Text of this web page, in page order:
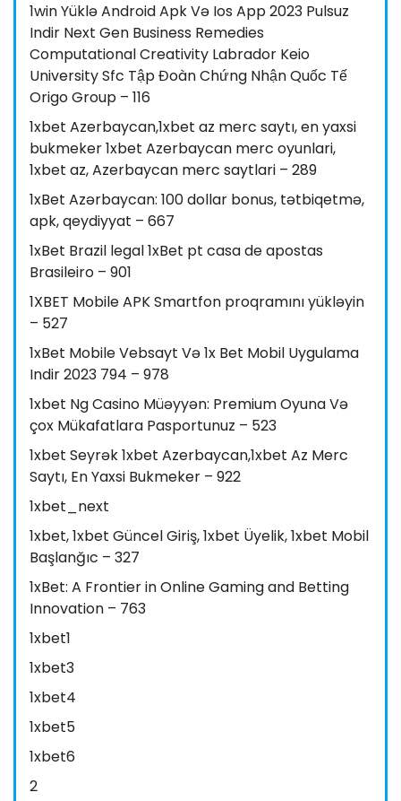
1win Yüklə Android Apk Və Ios App 2023 Pulsuz
Indir Next Gen Business Remedies
Computational Creativity Labrador Keio
University Sfc Tập Đoàn Chứng Nhận Quốc Tế
Origo Group – 116
1xbet Azerbaycan,1xbet az merc saytı, en yaxsi
bukmeker 1xbet Azerbaycan merc oyunlari,
1xbet az, Azerbaycan merc saytlari – 289
1xBet Azərbaycan: 100 dollar bonus, tətbiqetmə,
apk, qeydiyyat – 667
1xBet Brazil legal 1xBet pt casa de apostas
Brasileiro – 901
1XBET Mobile APK Smartfon proqramını yükləyin
– 527
1xBet Mobile Vebsayt Və 1x Bet Mobil Uygulama
Indir 2023 794 – 978
1xbet Ng Casino Müəyyən: Premium Oyuna Və
çox Mükafatlara Pasportunuz – 523
1xbet Seyrək 1xbet Azerbaycan,1xbet Az Merc
Saytı, En Yaxsi Bukmeker – 922
1xbet_next
1xbet, 1xbet Güncel Giriş, 1xbet Üyelik, 1xbet Mobil
Başlanğıc – 327
1xBet: A Frontier in Online Gaming and Betting
Innovation – 763
1xbet1
1xbet3
1xbet4
1xbet5
1xbet6
2